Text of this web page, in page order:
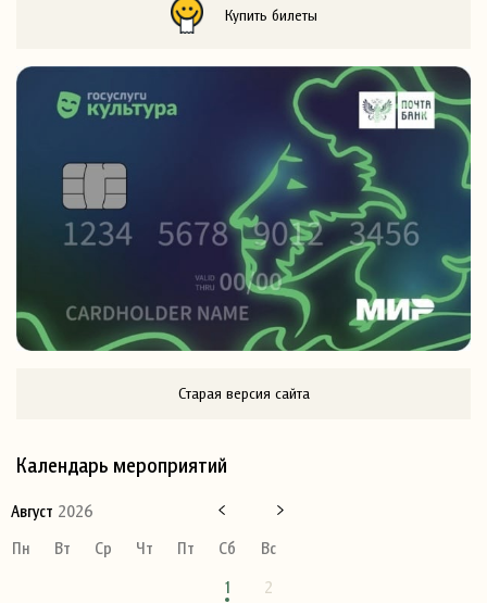
Купить билеты
Старая версия сайта
Календарь мероприятий
Август 2026
Пн
Вт Ср Чт Пт Сб
Вс
1
2